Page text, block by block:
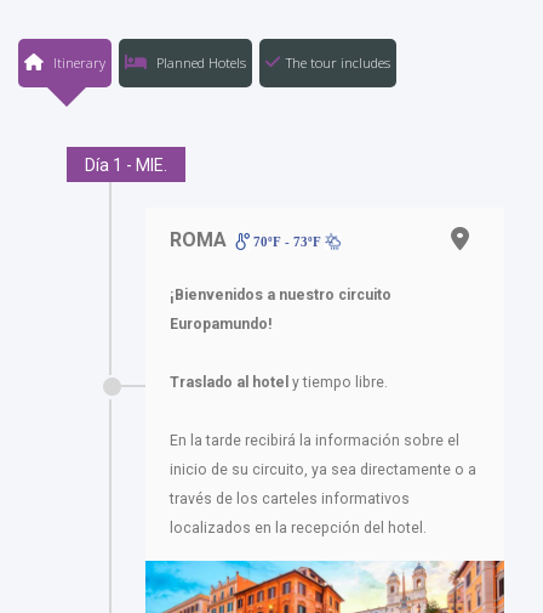
Itinerary Planned Hotels The tour includes
Día 1 - MIE.
ROMA 70ºF - 73ºF
¡Bienvenidos a nuestro circuito
Europamundo!
Traslado al hotel y tiempo libre.
En la tarde recibirá la información sobre el
inicio de su circuito, ya sea directamente o a
través de los carteles informativos
localizados en la recepción del hotel.